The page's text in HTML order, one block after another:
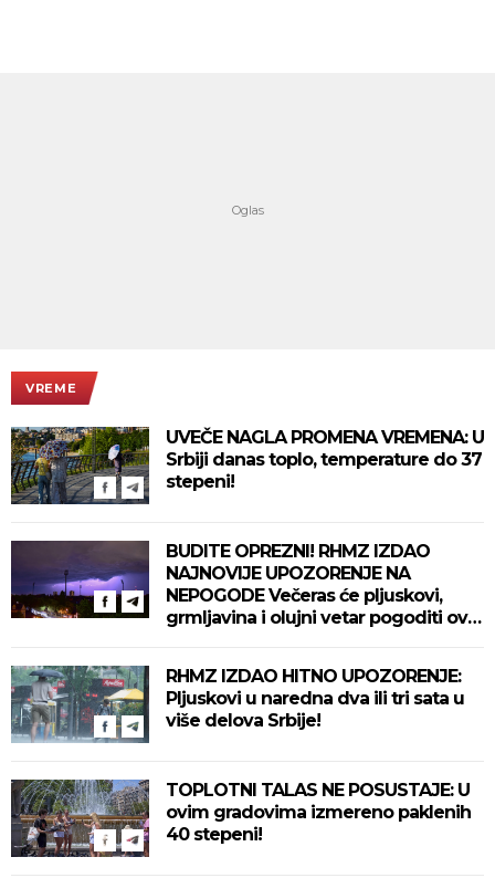
VREME
UVEČE NAGLA PROMENA VREMENA: U
Srbiji danas toplo, temperature do 37
stepeni!
BUDITE OPREZNI! RHMZ IZDAO
NAJNOVIJE UPOZORENJE NA
NEPOGODE Večeras će pljuskovi,
grmljavina i olujni vetar pogoditi ove
RHMZ IZDAO HITNO UPOZORENJE:
Pljuskovi u naredna dva ili tri sata u
više delova Srbije!
TOPLOTNI TALAS NE POSUSTAJE: U
ovim gradovima izmereno paklenih
40 stepeni!